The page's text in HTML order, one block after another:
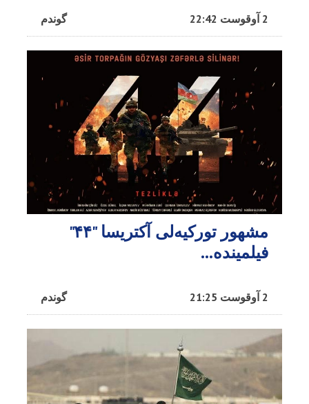
گوندم 2 آوقوست 22:42
مشهور تورکیه‌لی آکتریسا "۴۴"
فیلمینده...
گوندم 2 آوقوست 21:25